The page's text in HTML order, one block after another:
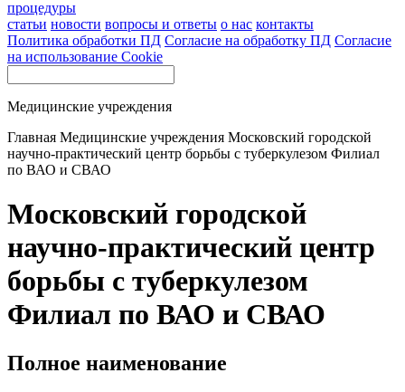
процедуры
статьи новости вопросы и ответы о нас контакты
Политика обработки ПД Согласие на обработку ПД Согласие
на использование Cookie
Медицинские учреждения
Главная Медицинские учреждения Московский городской
научно-практический центр борьбы с туберкулезом Филиал
по ВАО и СВАО
Московский городской
научно-практический центр
борьбы с туберкулезом
Филиал по ВАО и СВАО
Полное наименование